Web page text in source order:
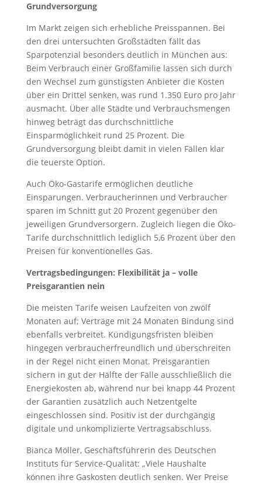
Grundversorgung
Im Markt zeigen sich erhebliche Preisspannen. Bei
den drei untersuchten Großstädten fällt das
Sparpotenzial besonders deutlich in München aus:
Beim Verbrauch einer Großfamilie lassen sich durch
den Wechsel zum günstigsten Anbieter die Kosten
über ein Drittel senken, was rund 1.350 Euro pro Jahr
ausmacht. Über alle Städte und Verbrauchsmengen
hinweg beträgt das durchschnittliche
Einsparmöglichkeit rund 25 Prozent. Die
Grundversorgung bleibt damit in vielen Fällen klar
die teuerste Option.
Auch Öko-Gastarife ermöglichen deutliche
Einsparungen. Verbraucherinnen und Verbraucher
sparen im Schnitt gut 20 Prozent gegenüber den
jeweiligen Grundversorgern. Zugleich liegen die Öko-
Tarife durchschnittlich lediglich 5,6 Prozent über den
Preisen für konventionelles Gas.
Vertragsbedingungen: Flexibilität ja – volle
Preisgarantien nein
Die meisten Tarife weisen Laufzeiten von zwölf
Monaten auf; Verträge mit 24 Monaten Bindung sind
ebenfalls verbreitet. Kündigungsfristen bleiben
hingegen verbraucherfreundlich und überschreiten
in der Regel nicht einen Monat. Preisgarantien
sichern in gut der Hälfte der Fälle ausschließlich die
Energiekosten ab, während nur bei knapp 44 Prozent
der Garantien zusätzlich auch Netzentgelte
eingeschlossen sind. Positiv ist der durchgängig
digitale und unkomplizierte Vertragsabschluss.
Bianca Möller, Geschäftsführerin des Deutschen
Instituts für Service-Qualität: „Viele Haushalte
können ihre Gaskosten deutlich senken. Wer Preise